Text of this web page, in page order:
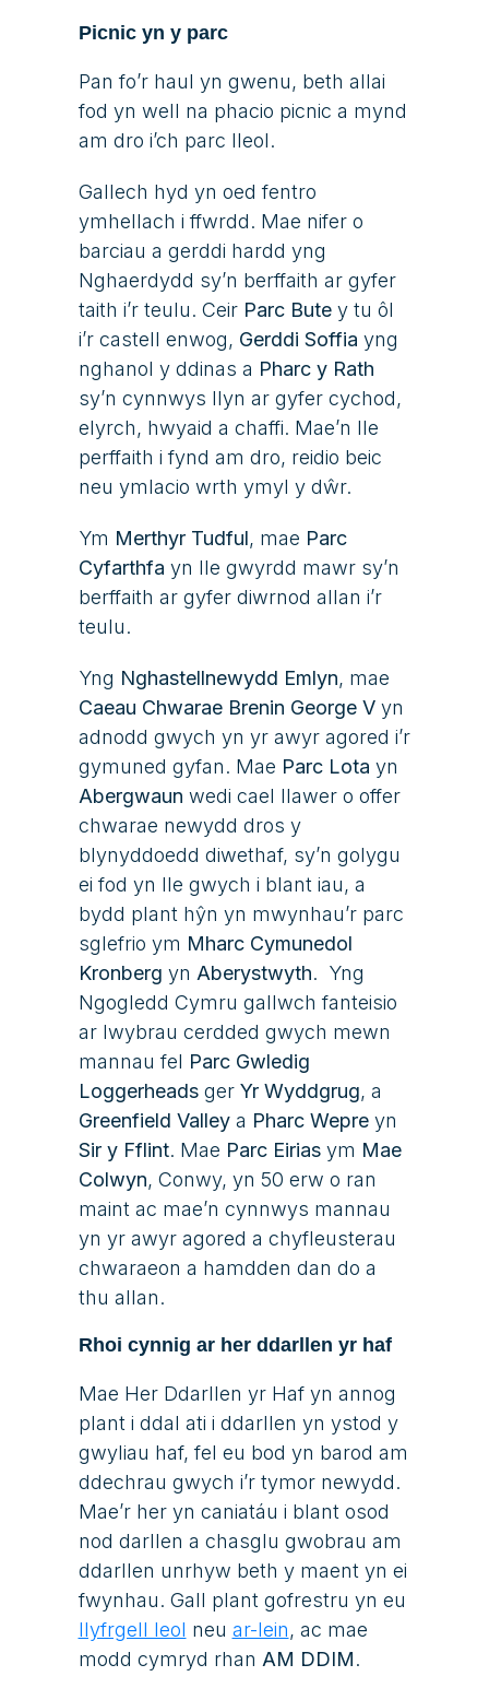
Picnic yn y parc
Pan fo’r haul yn gwenu, beth allai
fod yn well na phacio picnic a mynd
am dro i’ch parc lleol.
Gallech hyd yn oed fentro
ymhellach i ffwrdd. Mae nifer o
barciau a gerddi hardd yng
Nghaerdydd sy’n berffaith ar gyfer
taith i’r teulu. Ceir Parc Butey tu ôl
i’r castell enwog, Gerddi Soffia yng
nghanol y ddinas a Pharc y Rath
sy’n cynnwys llyn ar gyfer cychod,
elyrch, hwyaid a chaffi. Mae’n lle
perffaith i fynd am dro, reidio beic
neu ymlacio wrth ymyl y dŵr.
Ym Merthyr Tudful, mae Parc
Cyfarthfa yn lle gwyrdd mawr sy’n
berffaith ar gyfer diwrnod allan i’r
teulu.
Yng Nghastellnewydd Emlyn, mae
Caeau Chwarae Brenin George V yn
adnodd gwych yn yr awyr agored i’r
gymuned gyfan. Mae Parc Lota yn
Abergwaun wedi cael llawer o offer
chwarae newydd dros y
blynyddoedd diwethaf, sy’n golygu
ei fod yn lle gwych i blant iau, a
bydd plant hŷn yn mwynhau’r parc
sglefrio ym Mharc Cymunedol
Kronberg yn Aberystwyth. Yng
Ngogledd Cymru gallwch fanteisio
ar lwybrau cerdded gwych mewn
mannau fel Parc Gwledig
Loggerheads ger Yr Wyddgrug, a
Greenfield Valleya Pharc Wepre yn
Sir y Fflint. Mae Parc Eirias ym Mae
Colwyn, Conwy, yn 50 erw o ran
maint ac mae’n cynnwys mannau
yn yr awyr agored a chyfleusterau
chwaraeon a hamdden dan do a
thu allan.
Rhoi cynnig ar her ddarllen yr haf
Mae Her Ddarllen yr Haf yn annog
plant i ddal ati i ddarllen yn ystod y
gwyliau haf, fel eu bod yn barod am
ddechrau gwych i’r tymor newydd.
Mae’r her yn caniatáu i blant osod
nod darllen a chasglu gwobrau am
ddarllen unrhyw beth y maent yn ei
fwynhau. Gall plant gofrestru yn eu
llyfrgell leol neu ar-lein, ac mae
modd cymryd rhan AM DDIM.